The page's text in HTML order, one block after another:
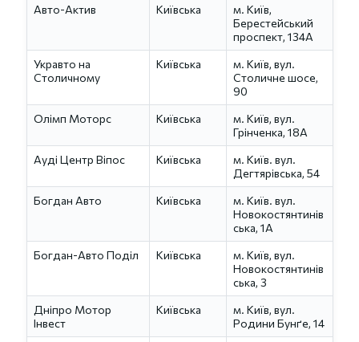
Авто-Актив
Київська
м. Київ,
Берестейський
проспект, 134А
Укравто на
Столичному
Київська
м. Київ, вул.
Столичне шосе,
90
Олімп Моторс
Київська
м. Київ, вул.
Грінченка, 18A
Ауді Центр Віпос
Київська
м. Київ. вул.
Дегтярівська, 54
Богдан Авто
Київська
м. Київ. вул.
Новокостянтинів
ська, 1А
Богдан-Авто Поділ
Київська
м. Київ, вул.
Новокостянтинів
ська, 3
Дніпро Мотор
Інвест
Київська
м. Київ, вул.
Родини Бунґе, 14